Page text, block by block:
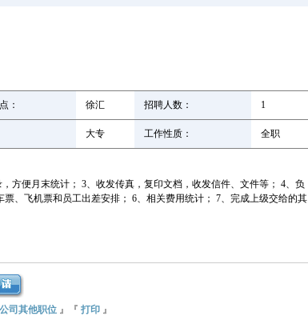
： 徐汇 招聘人数： 1
大专 工作性质： 全职
方便月末统计； 3、收发传真，复印文档，收发信件、文件等； 4、负
、飞机票和员工出差安排； 6、相关费用统计； 7、完成上级交给的其
司其他职位』『 打印』